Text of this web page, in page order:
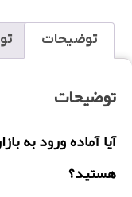
توضیحات
توضیحات
آیا آماده‌ ورود به
هستید؟